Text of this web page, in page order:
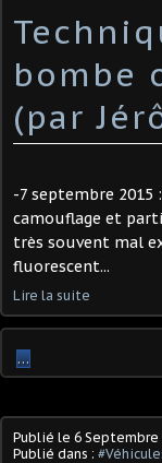
bombe
(par
-7 septembre
camouflage et
très souvent mal
fluorescent...
Lire la suite
…
Publié le 6 Septembre
Publié dans :